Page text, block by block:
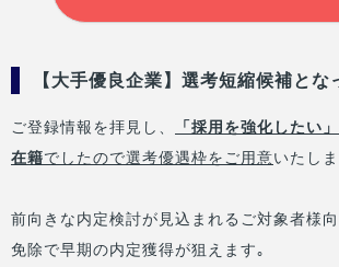
【大手優良企業】選考短縮候補とな
ご登録情報を拝見し、
「採用を強化したい
在籍でしたので選考優遇枠をご用意いたし
前向きな内定検討が見込まれるご対象者様
免除で早期の内定獲得が狙えます｡